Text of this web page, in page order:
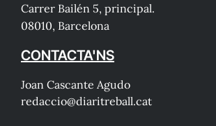
Carrer Bailén 5, principal.
08010, Barcelona
CONTACTA'NS
Joan Cascante Agudo
redaccio@diaritreball.cat